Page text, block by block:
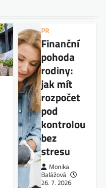
PR
Finanční
pohoda
rodiny:
jak mít
rozpočet
pod
kontrolou
bez
stresu
Monika
Balážová
26. 7. 2026